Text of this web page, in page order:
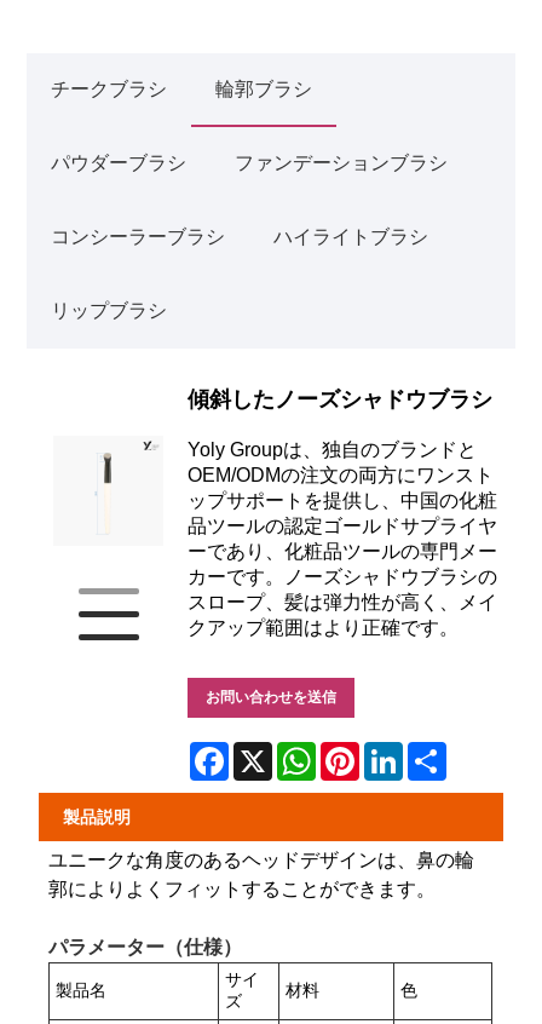
チークブラシ 輪郭ブラシ
パウダーブラシ ファンデーションブラシ
コンシーラーブラシ ハイライトブラシ
リップブラシ
傾斜したノーズシャドウブラシ
Yoly Groupは、独自のブランドと
OEM/ODMの注文の両方にワンスト
ップサポートを提供し、中国の化粧
品ツールの認定ゴールドサプライヤ
ーであり、化粧品ツールの専門メー
カーです。ノーズシャドウブラシの
スロープ、髪は弾力性が高く、メイ
クアップ範囲はより正確です。
お問い合わせを送信
Facebook
X WhatsApp
PinterestLinkedIn
製品説明
ユニークな角度のあるヘッドデザインは、鼻の輪
郭によりよくフィットすることができます。
パラメーター（仕様）
製品名
サイ
ズ
材料 色